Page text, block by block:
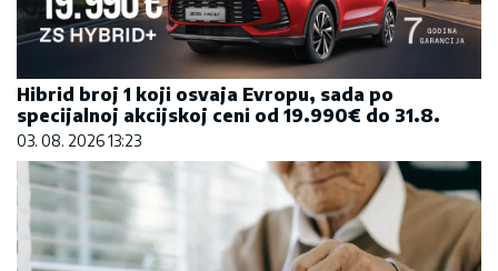
Hibrid broj 1 koji osvaja Evropu, sada po
specijalnoj akcijskoj ceni od 19.990€ do 31.8.
03. 08. 2026 13:23